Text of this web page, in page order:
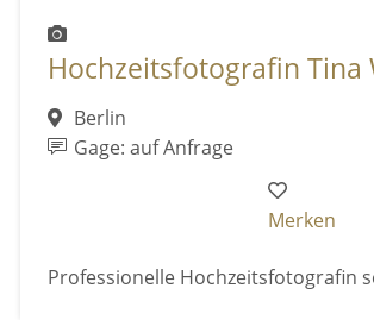
Hochzeitsfotografin Tina
Berlin
Gage: auf Anfrage
Merken
Professionelle Hochzeitsfotografin